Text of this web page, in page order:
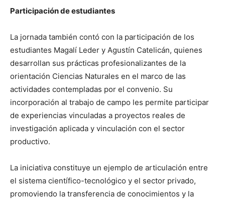
Participación de estudiantes
La jornada también contó con la participación de los
estudiantes Magalí Leder y Agustín Catelicán, quienes
desarrollan sus prácticas profesionalizantes de la
orientación Ciencias Naturales en el marco de las
actividades contempladas por el convenio. Su
incorporación al trabajo de campo les permite participar
de experiencias vinculadas a proyectos reales de
investigación aplicada y vinculación con el sector
productivo.
La iniciativa constituye un ejemplo de articulación entre
el sistema científico-tecnológico y el sector privado,
promoviendo la transferencia de conocimientos y la